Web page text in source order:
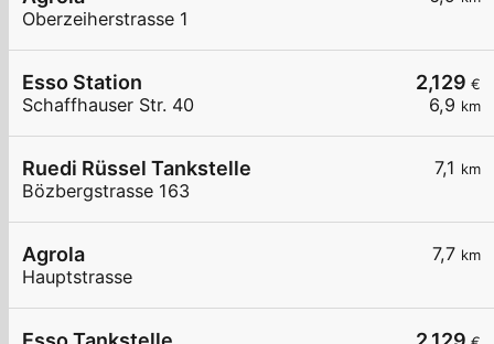
Oberzeiherstrasse 1
2,129 €
6,9 km
Esso Station
Schaffhauser Str. 40
7,1 km
Ruedi Rüssel Tankstelle
Bözbergstrasse 163
7,7 km
Agrola
Hauptstrasse